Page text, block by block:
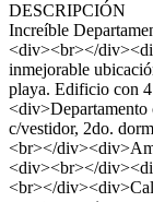
DESCRIPCIÓN
Increíble
<div><br></
inmejorable
playa. Edificio con
<div>Departamento
c/vestidor, 2do.
<br></
<div><br></
<br></